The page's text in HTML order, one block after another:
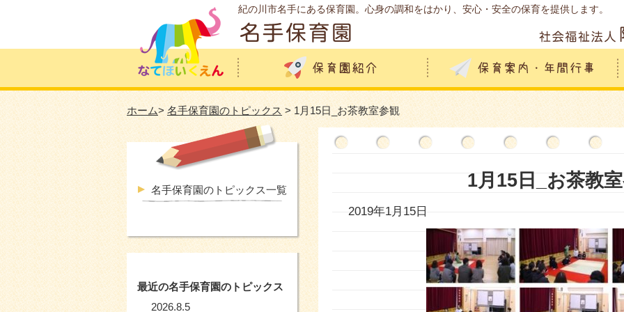
紀の川市名手にある保育園。心身の調和をはかり、安心・安全の保育を提供します。
ホーム> 名手保育園のトピックス > 1月15日_お茶教室参観
1月15日_お茶教
2019年1月15日
名手保育園のトピックス一覧
最近の名手保育園のトピックス
2026.8.5